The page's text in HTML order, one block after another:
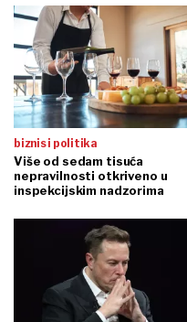
biznis i politika
Više od sedam tisuća
nepravilnosti otkriveno u
inspekcijskim nadzorima